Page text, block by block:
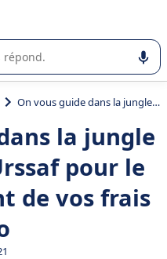
ou la sélection de
On vous guide dans la jungle des barèmes Urssaf pour le remboursement de vos frais pro
la jungle
pour le
de vos frais